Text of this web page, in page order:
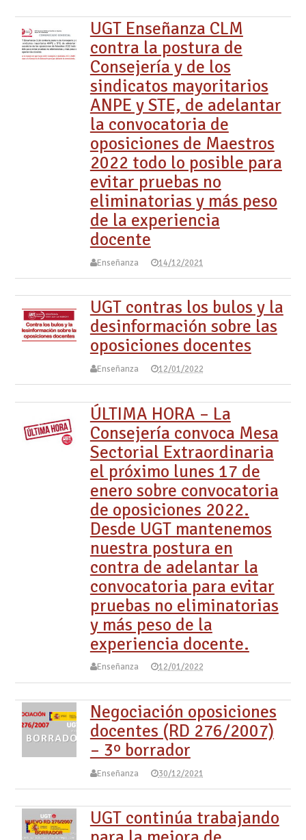
UGT Enseñanza CLM
contra la postura de
Consejería y de los
sindicatos mayoritarios
ANPE y STE, de adelantar
la convocatoria de
oposiciones de Maestros
2022 todo lo posible para
evitar pruebas no
eliminatorias y más peso
de la experiencia
docente
Enseñanza 14/12/2021
UGT contras los bulos y la
desinformación sobre las
oposiciones docentes
Enseñanza 12/01/2022
ÚLTIMA HORA – La
Consejería convoca Mesa
Sectorial Extraordinaria
el próximo lunes 17 de
enero sobre convocatoria
de oposiciones 2022.
Desde UGT mantenemos
nuestra postura en
contra de adelantar la
convocatoria para evitar
pruebas no eliminatorias
y más peso de la
experiencia docente.
Enseñanza 12/01/2022
Negociación oposiciones
docentes (RD 276/2007)
– 3º borrador
Enseñanza 30/12/2021
UGT continúa trabajando